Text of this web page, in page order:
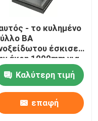
- το κυλημένο
BA
έσκισε
άκρη 1000mm για
βιομηχανία με το
3mm
Καλύτερη τιμή
επαφή